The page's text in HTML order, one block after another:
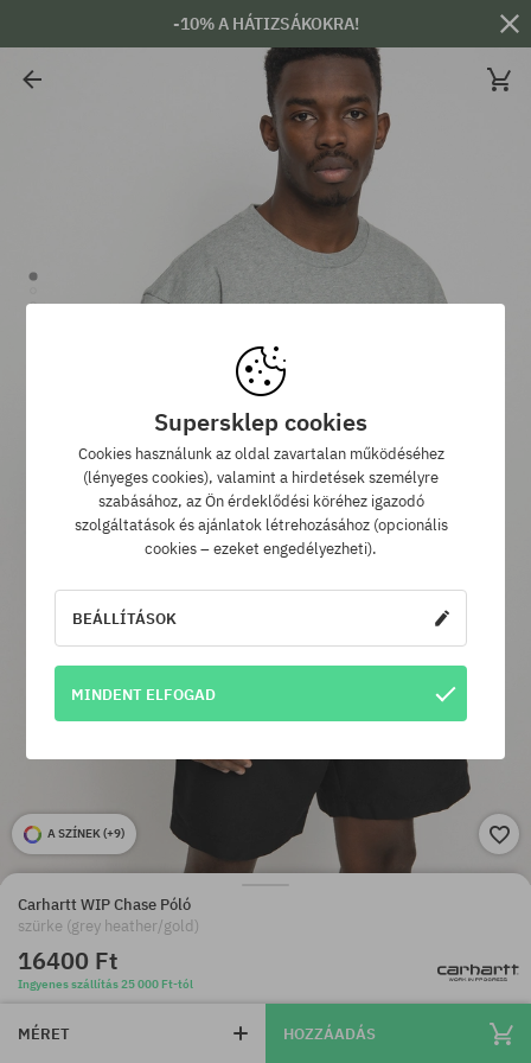
-10% A HÁTIZSÁKOKRA!
A SZÍNEK (+9)
Carhartt WIP Chase Póló
szürke (grey heather/gold)
16400 Ft
Ingyenes szállítás 25 000 Ft-tól
MÉRET HOZZÁADÁS
Supersklep cookies
Cookies használunk az oldal zavartalan működéséhez
(lényeges cookies), valamint a hirdetések személyre
szabásához, az Ön érdeklődési köréhez igazodó
szolgáltatások és ajánlatok létrehozásához (opcionális
cookies – ezeket engedélyezheti).
BEÁLLÍTÁSOK
MINDENT ELFOGAD